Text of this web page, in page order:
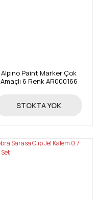
Alpino Paint Marker Çok
Amaçlı 6 Renk AR000166
78,74 TL
STOKTA YOK